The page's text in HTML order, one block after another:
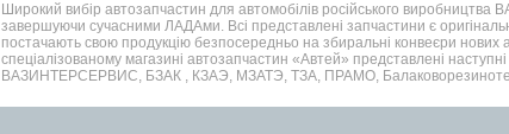
Широкий вибір автозапчастин для автомобілів російського
завершуючи сучасними ЛАДАми. Всі представлені запчастини є
постачають свою продукцію безпосередньо на збиральні конвеєри нових
спеціалізованому магазині автозапчастин «Автей» представлені
ВАЗИНТЕРСЕРВИС, БЗАК , КЗАЭ, МЗАТЭ, ТЗА, ПРАМО,